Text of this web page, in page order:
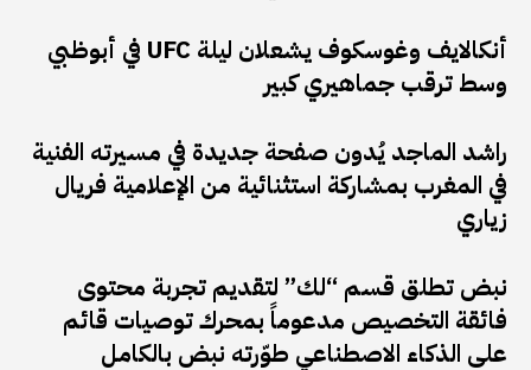
أنكالايف وغوسكوف يشعلان ليلة UFC في أبوظبي
وسط ترقب جماهيري كبير
راشد الماجد يُدون صفحة جديدة في مسيرته الفنية
في المغرب بمشاركة استثنائية من الإعلامية فريال
زياري
نبض تطلق قسم “لك” لتقديم تجربة محتوى
فائقة التخصيص مدعوماً بمحرك توصيات قائم
على الذكاء الاصطناعي طوّرته نبض بالكامل